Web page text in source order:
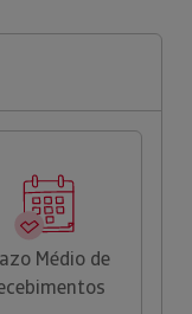
Médio de